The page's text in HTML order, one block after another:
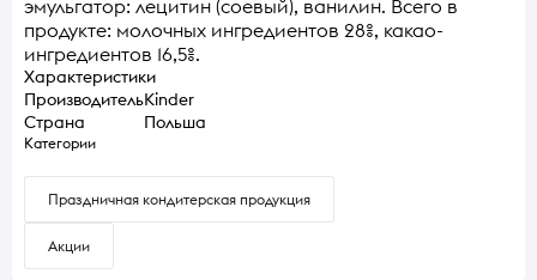
эмульгатор: лецитин (соевый), ванилин. Всего в
продукте: молочных ингредиентов 28%, какао-
ингредиентов 16,5%.
Характеристики
ПроизводительKinder
Страна
Польша
Категории
Праздничная кондитерская продукция
Акции